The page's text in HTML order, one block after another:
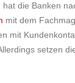
die Banken
mit dem
mit
setzen